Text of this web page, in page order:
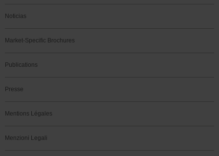
Noticias
Market-Specific Brochures
Publications
Presse
Mentions Légales
Menzioni Legali